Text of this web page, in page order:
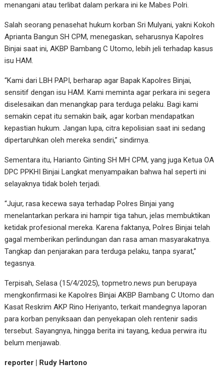
menangani atau terlibat dalam perkara ini ke Mabes Polri.
Salah seorang penasehat hukum korban Sri Mulyani, yakni Kokoh
Aprianta Bangun SH CPM, menegaskan, seharusnya Kapolres
Binjai saat ini, AKBP Bambang C Utomo, lebih jeli terhadap kasus
isu HAM.
“Kami dari LBH PAPI, berharap agar Bapak Kapolres Binjai,
sensitif dengan isu HAM. Kami meminta agar perkara ini segera
diselesaikan dan menangkap para terduga pelaku. Bagi kami
semakin cepat itu semakin baik, agar korban mendapatkan
kepastian hukum. Jangan lupa, citra kepolisian saat ini sedang
dipertaruhkan oleh mereka sendiri,” sindirnya.
Sementara itu, Harianto Ginting SH MH CPM, yang juga Ketua OA
DPC PPKHI Binjai Langkat menyampaikan bahwa hal seperti ini
selayaknya tidak boleh terjadi.
“Jujur, rasa kecewa saya terhadap Polres Binjai yang
menelantarkan perkara ini hampir tiga tahun, jelas membuktikan
ketidak profesional mereka. Karena faktanya, Polres Binjai telah
gagal memberikan perlindungan dan rasa aman masyarakatnya.
Tangkap dan penjarakan para terduga pelaku, tanpa syarat,”
tegasnya.
Terpisah, Selasa (15/4/2025), topmetro.news pun berupaya
mengkonfirmasi ke Kapolres Binjai AKBP Bambang C Utomo dan
Kasat Reskrim AKP Rino Heriyanto, terkait mandegnya laporan
para korban penyiksaan dan penyekapan oleh rentenir sadis
tersebut. Sayangnya, hingga berita ini tayang, kedua perwira itu
belum menjawab.
reporter | Rudy Hartono